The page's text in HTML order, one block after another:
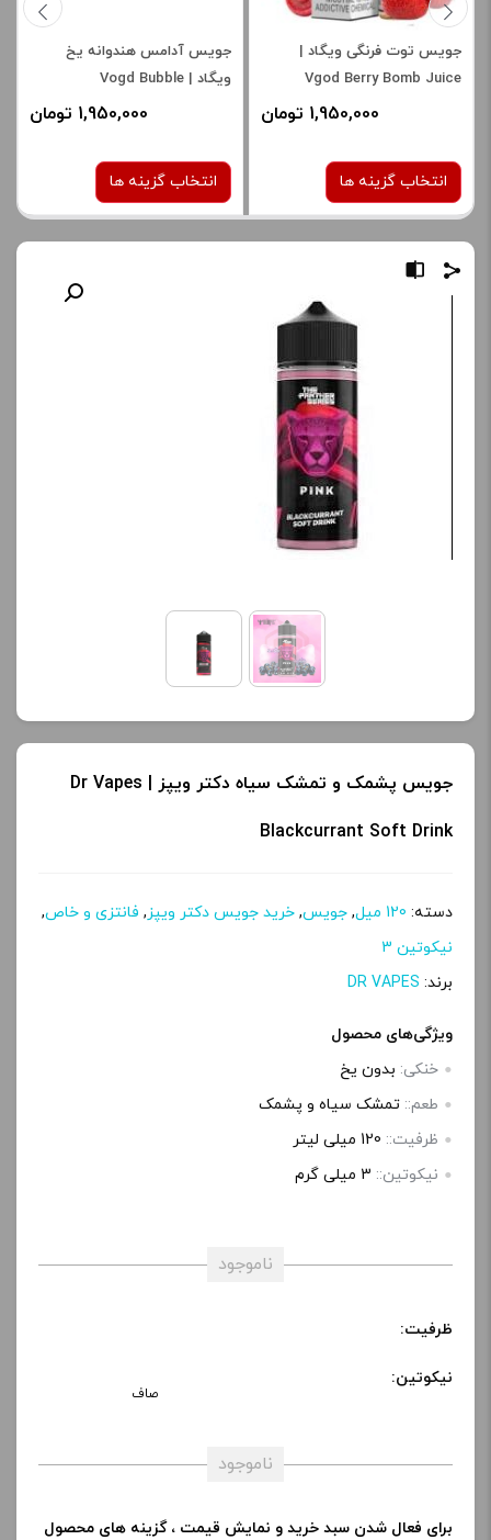
جویس توت فرنگی ویگاد |
Vgod Berry Bomb Juice
1,950,000 تومان
انتخاب گزینه ها
برای فعال شدن سبد خرید و
نمایش قیمت ، گزینه های
محصول را از کادر بالا انتخاب
تمامی قیمت ها بروز
افزودن به سبد خرید
پ
جویس آدامس هندوانه یخ
ویگاد | Vogd Bubble
Watermelon Iced Juice
1,950,000 تومان
انتخاب گزینه ها
تمامی قیمت ها بروز
هستند.
افزودن به سبد خرید
پ
جویس پشمک و تمشک سیاه دکتر ویپز | Dr Vapes
Blackcurrant Soft Drink
دسته: 120 میل , جویس, خرید جویس دکتر ویپز , فانتزی و خاص,
نیکوتین 3
برند: DR VAPES
ویژگی‌های محصول
خنکی: بدون یخ
طعم:: تمشک سیاه و پشمک
ظرفیت:: 120 میلی لیتر
نیکوتین:: 3 میلی‌ گرم
ناموجود
ظرفیت:
نیکوتین:
صاف
ناموجود
برای فعال شدن سبد خرید و نمایش قیمت ، گزینه های محصول